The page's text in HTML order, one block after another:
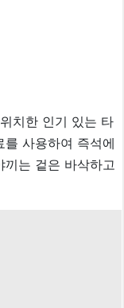
치한 인기 있는 타
를 사용하여 즉석에
는 겉은 바삭하고